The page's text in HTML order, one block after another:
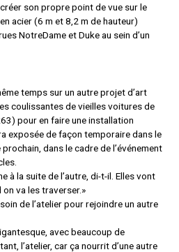
son propre point de vue sur le
acier (6 m et 8,2 m de hauteur)
Notre­Dame et Duke au sein d’un
temps sur un autre projet d’art
coulissantes de vieilles voitures de
pour en faire une installation
exposée de façon temporaire dans le
dans le cadre de l’événement
à la suite de l’autre, di-t-­il. Elles vont
on va les traverser.»
de l’atelier pour rejoindre un autre
avec beaucoup de
l’atelier, car ça nourrit d’une autre